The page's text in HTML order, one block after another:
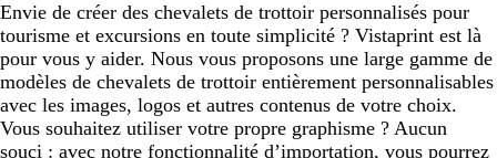
Envie de créer des chevalets de trottoir personnalisés pour
tourisme et excursions en toute simplicité ? Vistaprint est là
pour vous y aider. Nous vous proposons une large gamme de
modèles de chevalets de trottoir entièrement personnalisables
avec les images, logos et autres contenus de votre choix.
Vous souhaitez utiliser votre propre graphisme ? Aucun
souci : avec notre fonctionnalité d’importation, vous pourrez